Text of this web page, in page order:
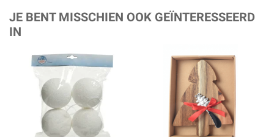
JE BENT MISSCHIEN OOK GEÏNTERESSEERD
IN